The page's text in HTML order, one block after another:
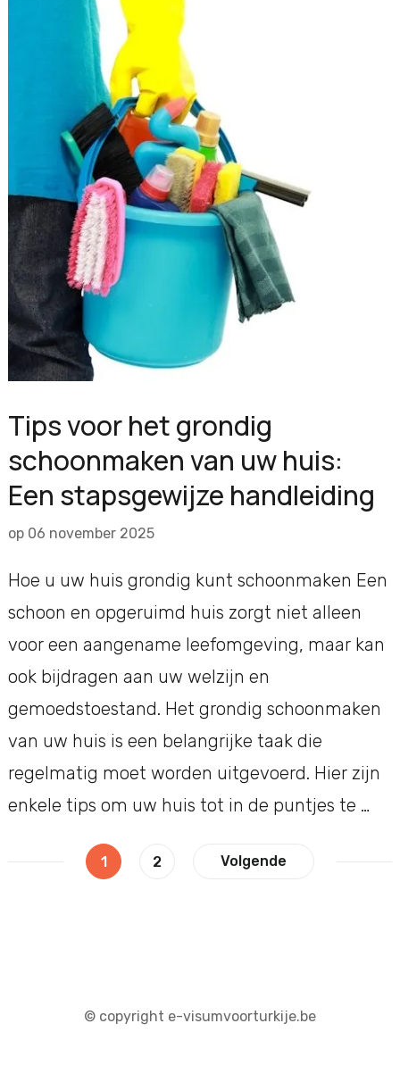
Tips voor het grondig
schoonmaken van uw huis:
Een stapsgewijze handleiding
op 06 november 2025
Hoe u uw huis grondig kunt schoonmaken Een
schoon en opgeruimd huis zorgt niet alleen
voor een aangename leefomgeving, maar kan
ook bijdragen aan uw welzijn en
gemoedstoestand. Het grondig schoonmaken
van uw huis is een belangrijke taak die
regelmatig moet worden uitgevoerd. Hier zijn
enkele tips om uw huis tot in de puntjes te …
Berichtnavigatie
Pagina
1 Pagina
2 Volgende
© copyright e-visumvoorturkije.be